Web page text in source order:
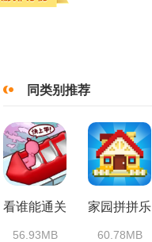
同类别推荐
看谁能通关
56.93MB
家园拼拼乐
60.78MB